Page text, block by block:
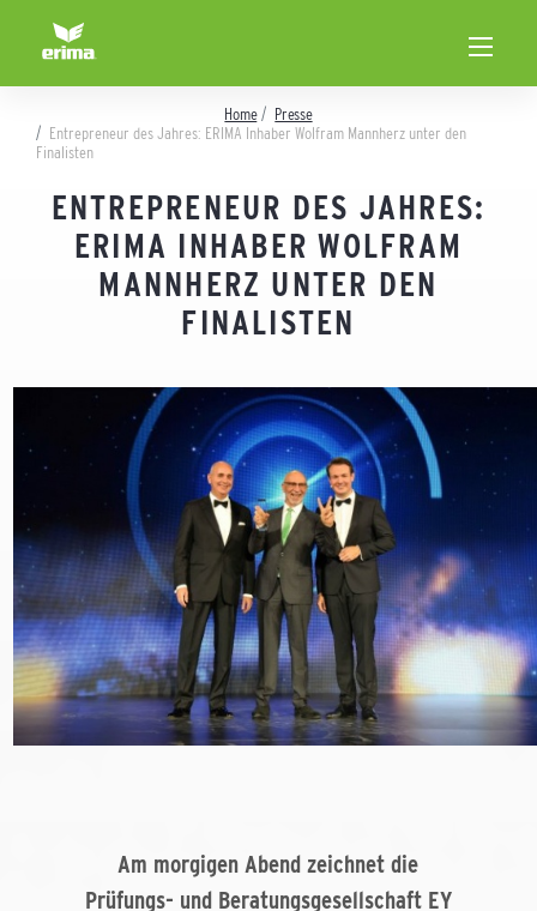
Home
Presse
Entrepreneur des Jahres: ERIMA Inhaber Wolfram Mannherz unter den
Finalisten
ENTREPRENEUR DES JAHRES:
ERIMA INHABER WOLFRAM
MANNHERZ UNTER DEN
FINALISTEN
Am morgigen Abend zeichnet die
Prüfungs- und Beratungsgesellschaft EY